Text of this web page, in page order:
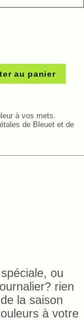
au panier
à vos mets.
de Bleuet et de
ou
rien
la saison
à votre